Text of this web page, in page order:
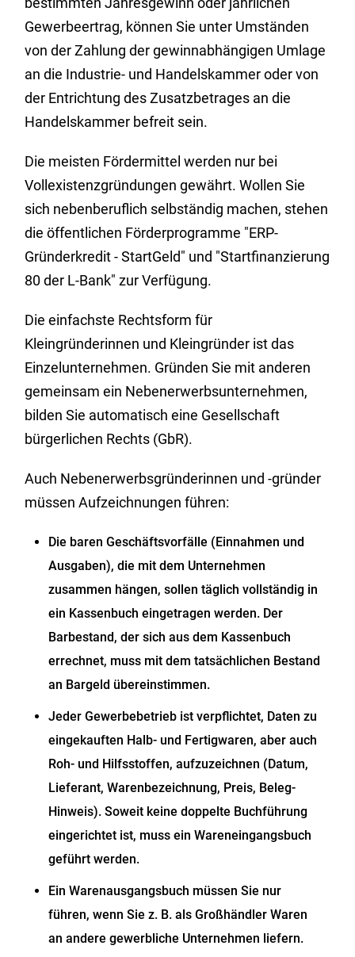
Gewerbeertrag, können Sie unter Umständen
von der Zahlung der gewinnabhängigen Umlage
an die Industrie- und Handelskammer oder von
der Entrichtung des Zusatzbetrages an die
Handelskammer befreit sein.
Die meisten Fördermittel werden nur bei
Vollexistenzgründungen gewährt. Wollen Sie
sich nebenberuflich selbständig machen, stehen
die öffentlichen Förderprogramme "ERP-
Gründerkredit - StartGeld" und "Startfinanzierung
80 der L-Bank" zur Verfügung.
Die einfachste Rechtsform für
Kleingründerinnen und Kleingründer ist das
Einzelunternehmen. Gründen Sie mit anderen
gemeinsam ein Nebenerwerbsunternehmen,
bilden Sie automatisch eine Gesellschaft
bürgerlichen Rechts (GbR).
Auch Nebenerwerbsgründerinnen und -gründer
müssen Aufzeichnungen führen:
Die baren Geschäftsvorfälle (Einnahmen und
Ausgaben), die mit dem Unternehmen
zusammen hängen, sollen täglich vollständig in
ein Kassenbuch eingetragen werden. Der
Barbestand, der sich aus dem Kassenbuch
errechnet, muss mit dem tatsächlichen Bestand
an Bargeld übereinstimmen.
Jeder Gewerbebetrieb ist verpflichtet, Daten zu
eingekauften Halb- und Fertigwaren, aber auch
Roh- und Hilfsstoffen, aufzuzeichnen (Datum,
Lieferant, Warenbezeichnung, Preis, Beleg-
Hinweis). Soweit keine doppelte Buchführung
eingerichtet ist, muss ein Wareneingangsbuch
geführt werden.
Ein Warenausgangsbuch müssen Sie nur
führen, wenn Sie z. B. als Großhändler Waren
an andere gewerbliche Unternehmen liefern.